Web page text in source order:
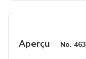
Aperçu No. 463